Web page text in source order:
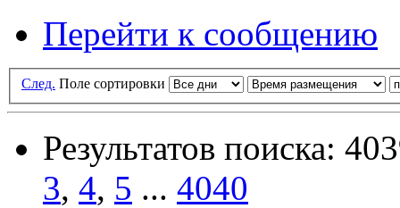
Перейти к сообщению
След. Поле сортировки
Результатов поиска:
3, 4, 5 ... 4040